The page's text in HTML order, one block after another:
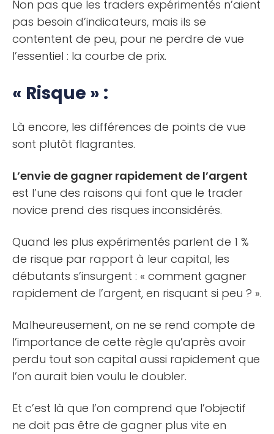
Non pas que les traders expérimentés n’aient
pas besoin d’indicateurs, mais ils se
contentent de peu, pour ne perdre de vue
l’essentiel : la courbe de prix.
« Risque » :
Là encore, les différences de points de vue
sont plutôt flagrantes.
L’envie de gagner rapidement de l’argent
est l’une des raisons qui font que le trader
novice prend des risques inconsidérés.
Quand les plus expérimentés parlent de 1 %
de risque par rapport à leur capital, les
débutants s’insurgent : « comment gagner
rapidement de l’argent, en risquant si peu ? ».
Malheureusement, on ne se rend compte de
l’importance de cette règle qu’après avoir
perdu tout son capital aussi rapidement que
l’on aurait bien voulu le doubler.
Et c’est là que l’on comprend que l’objectif
ne doit pas être de gagner plus vite en